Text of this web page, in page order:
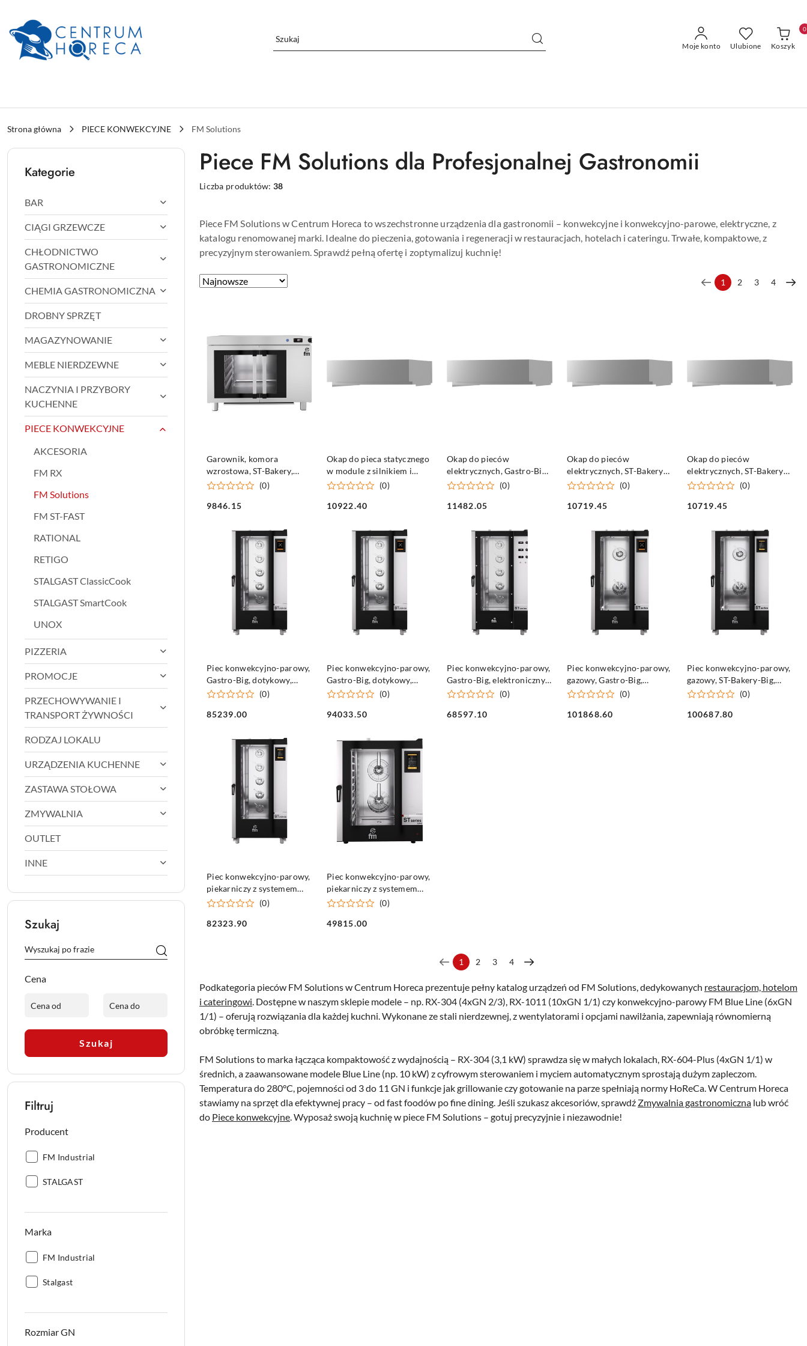
Moje konto Ulubione Koszyk
0
Strona główna PIECE KONWEKCYJNE FM Solutions
Kategorie
BAR
CIĄGI GRZEWCZE
CHŁODNICTWO
GASTRONOMICZNE
CHEMIA GASTRONOMICZNA
DROBNY SPRZĘT
MAGAZYNOWANIE
MEBLE NIERDZEWNE
NACZYNIA I PRZYBORY
KUCHENNE
PIECE KONWEKCYJNE
AKCESORIA
FM RX
FM Solutions
FM ST-FAST
RATIONAL
RETIGO
STALGAST ClassicCook
STALGAST SmartCook
UNOX
PIZZERIA
PROMOCJE
PRZECHOWYWANIE I
TRANSPORT ŻYWNOŚCI
RODZAJ LOKALU
URZĄDZENIA KUCHENNE
ZASTAWA STOŁOWA
ZMYWALNIA
OUTLET
INNE
Szukaj
Cena
Szukaj
Filtruj
Producent
Producent:
FM Industrial
Producent:
STALGAST
Marka
Marka:
FM Industrial
Marka:
Stalgast
Rozmiar GN
Piece FM Solutions dla Profesjonalnej Gastronomii
Liczba produktów:38
Piece FM Solutions w Centrum Horeca to wszechstronne urządzenia dla gastronomii – konwekcyjne i konwekcyjno-parowe, elektryczne, z
katalogu renomowanej marki. Idealne do pieczenia, gotowania i regeneracji w restauracjach, hotelach i cateringu. Trwałe, kompaktowe, z
precyzyjnym sterowaniem. Sprawdź pełną ofertę i zoptymalizuj kuchnię!
Zastosowano
Sortuj
1 2 3 4
Garownik, komora
wzrostowa, ST-Bakery,
10x(600x400) P 1.4 kW
(0)
Cena:
9846.15
Okap do pieca statycznego
w module z silnikiem i
kondensem pary
(0)
Cena:
10922.40
Okap do pieców
elektrycznych, Gastro-Big,
9100565/9100566 z
(0)
Cena:
11482.05
Okap do pieców
elektrycznych, ST-Bakery
dotykowych z silnikiem i
(0)
Cena:
10719.45
Okap do pieców
elektrycznych, ST-Bakery
manualnych z silnikiem i
(0)
Cena:
10719.45
Piec konwekcyjno-parowy,
Gastro-Big, dotykowy,
20xGN1/1, P 26.25 kW
(0)
Cena:
85239.00
Piec konwekcyjno-parowy,
Gastro-Big, dotykowy,
20xGN2/1, P 46.25 kW
(0)
Cena:
94033.50
Piec konwekcyjno-parowy,
Gastro-Big, elektroniczny,
20xGN1/1, P 26.25 kW
(0)
Cena:
68597.10
Piec konwekcyjno-parowy,
gazowy, Gastro-Big,
dotykowy, 20xGN1/1, P 38
(0)
Cena:
101868.60
Piec konwekcyjno-parowy,
gazowy, ST-Bakery-Big,
dotykowy, 16x600x400, P
(0)
Cena:
100687.80
Piec konwekcyjno-parowy,
piekarniczy z systemem
mycia, ST-Bakery-Big,
26.25 kW
(0)
Cena:
82323.90
Piec konwekcyjno-parowy,
piekarniczy z systemem
mycia, ST-Bakery,
15.6 kW
(0)
Cena:
49815.00
1 2 3 4
Podkategoria pieców FM Solutions w Centrum Horeca prezentuje pełny katalog urządzeń od FM Solutions, dedykowanych restauracjom, hotelom
i cateringowi . Dostępne w naszym sklepie modele – np. RX-304 (4xGN 2/3), RX-1011 (10xGN 1/1) czy konwekcyjno-parowy FM Blue Line (6xGN
1/1) – oferują rozwiązania dla każdej kuchni. Wykonane ze stali nierdzewnej, z wentylatorami i opcjami nawilżania, zapewniają równomierną
obróbkę termiczną.
FM Solutions to marka łącząca kompaktowość z wydajnością – RX-304 (3,1 kW) sprawdza się w małych lokalach, RX-604-Plus (4xGN 1/1) w
średnich, a zaawansowane modele Blue Line (np. 10 kW) z cyfrowym sterowaniem i myciem automatycznym sprostają dużym zapleczom.
Temperatura do 280°C, pojemności od 3 do 11 GN i funkcje jak grillowanie czy gotowanie na parze spełniają normy HoReCa. W Centrum Horeca
stawiamy na sprzęt dla efektywnej pracy – od fast foodów po fine dining. Jeśli szukasz akcesoriów, sprawdź Zmywalnia gastronomiczna lub wróć
do Piece konwekcyjne . Wyposaż swoją kuchnię w piece FM Solutions – gotuj precyzyjnie i niezawodnie!